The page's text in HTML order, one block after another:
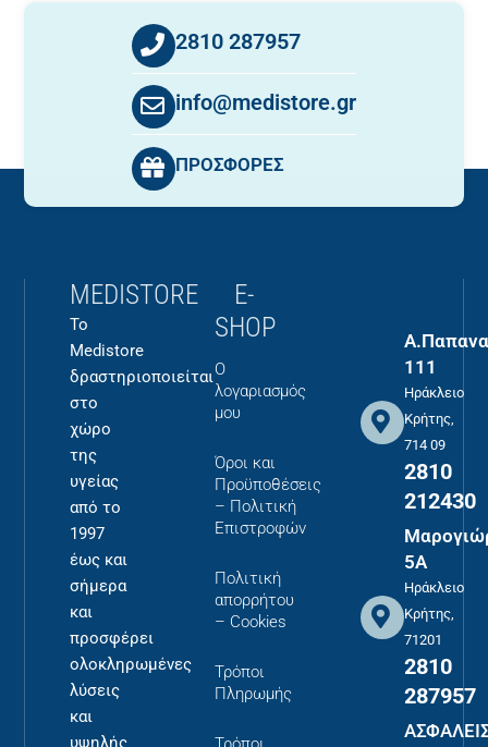
2810 287957
info@medistore.gr
ΠΡΟΣΦΟΡΕΣ
MEDISTORE
Το
Medistore
δραστηριοποιείται
στο
χώρο
της
υγείας
από το
1997
έως και
σήμερα
και
προσφέρει
ολοκληρωμένες
λύσεις
και
υψηλής
E-
SHOP
Ο
λογαριασμός
μου
Όροι και
Προϋποθέσεις
– Πολιτική
Επιστροφών
Πολιτική
απορρήτου
– Cookies
Τρόποι
Πληρωμής
111
Ηράκλειο
Κρήτης,
714 09
2810
212430
5Α
Ηράκλειο
Κρήτης,
71201
2810
287957